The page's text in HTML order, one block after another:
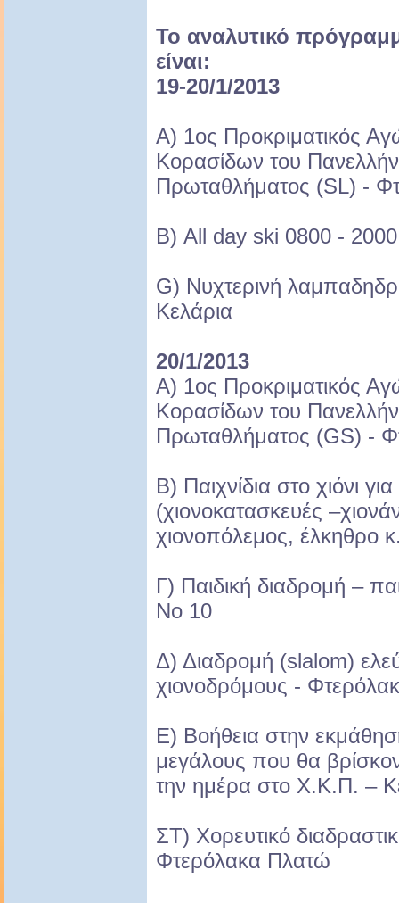
Το αναλυτικό
είναι:
19-20/1/2013
A) 1ος Προκριματικός
Κορασίδων του
Πρωταθλήματος (SL) -
B) All day ski 0800 -
G) Νυχτερινή
Κελάρια
20/1/2013
A) 1ος Προκριματικός
Κορασίδων του
Πρωταθλήματος (GS) -
B) Παιχνίδια στο χιόνι
(χιονοκατασκευές
χιονοπόλεμος, έλκηθρο
Γ) Παιδική διαδρομή –
No 10
Δ) Διαδρομή (slalom)
χιονοδρόμους -
Ε) Βοήθεια στην
μεγάλους που θα
την ημέρα στο Χ.Κ.Π. –
ΣΤ) Χορευτικό
Φτερόλακα Πλατώ